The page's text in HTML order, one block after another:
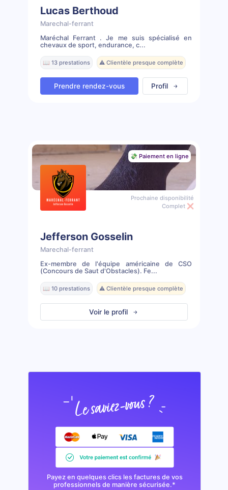
Lucas Berthoud
Marechal-ferrant
Maréchal Ferrant . Je me suis spécialisé en
chevaux de sport, endurance, c...
📖 13 prestations ⚠️ Clientèle presque complète
Prendre rendez-vous Profil
💸 Paiement en ligne
Prochaine disponibilité
Complet ❌
Jefferson Gosselin
Marechal-ferrant
Ex-membre de l'équipe américaine de CSO
(Concours de Saut d'Obstacles). Fe...
📖 10 prestations ⚠️ Clientèle presque complète
Voir le profil
Payez en quelques clics les factures de vos
professionnels de manière sécurisée.*